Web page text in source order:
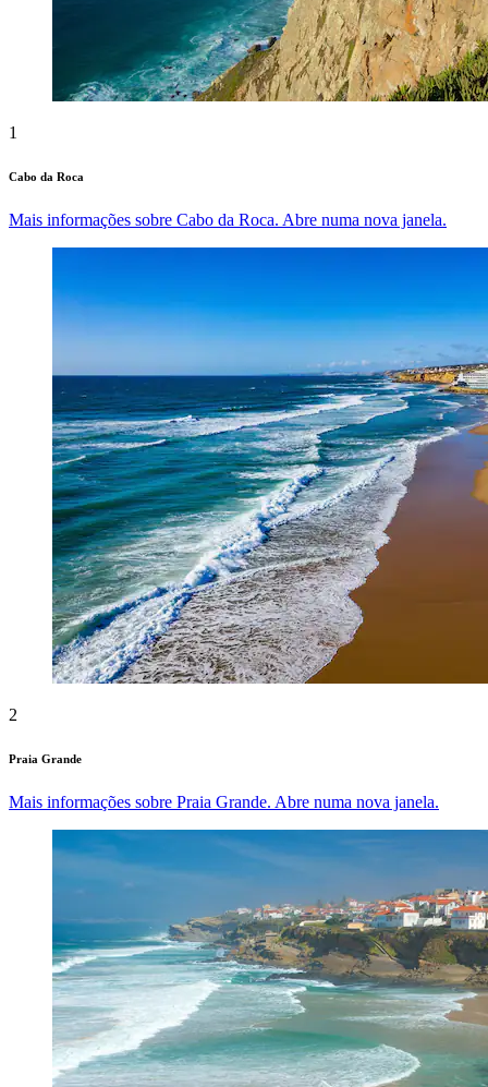
1
Cabo da Roca
Mais informações sobre Cabo da Roca. Abre numa nova janela.
2
Praia Grande
Mais informações sobre Praia Grande. Abre numa nova janela.